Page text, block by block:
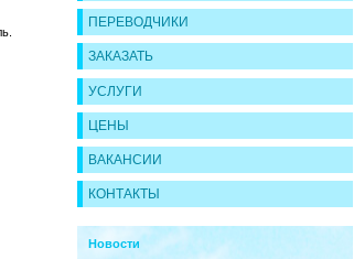
ПЕРЕВОДЧИКИ
ЗАКАЗАТЬ
УСЛУГИ
ЦЕНЫ
ВАКАНСИИ
КОНТАКТЫ
Новости